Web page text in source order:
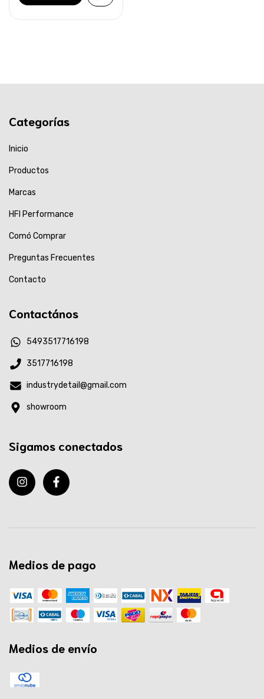
Categorías
Inicio
Productos
Marcas
HFI Performance
Comó Comprar
Preguntas Frecuentes
Contacto
Contactános
5493517716198
3517716198
industrydetail@gmail.com
showroom
Sigamos conectados
Medios de pago
Medios de envío